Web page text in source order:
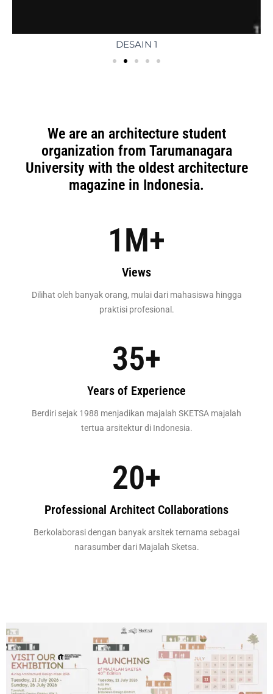
DESAIN 1
We are an architecture student
organization from Tarumanagara
University with the oldest architecture
magazine in Indonesia.
Views
1M+
Dilihat oleh banyak orang, mulai dari mahasiswa hingga
praktisi profesional.
Years of Experience
35+
Berdiri sejak 1988 menjadikan majalah SKETSA majalah
tertua arsitektur di Indonesia.
Professional Architect Collaborations
20+
Berkolaborasi dengan banyak arsitek ternama sebagai
narasumber dari Majalah Sketsa.